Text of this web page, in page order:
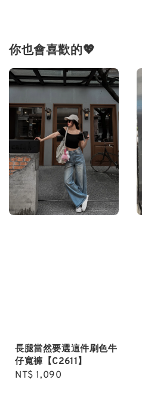
你也會喜歡的💖
長腿當然要選這件刷色牛
仔寬褲【C2611】
Regular
NT$ 1,090